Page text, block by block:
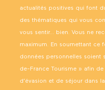
actualités positives qui font
des thématiques qui vous
vous sentir… bien. Vous ne
maximum. En soumettant ce
données personnelles soient
de-France Tourisme » afin
d’évasion et de séjour dans